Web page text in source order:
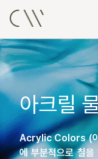
아크릴
Acrylic Colors (아
에 부분적으로 칠